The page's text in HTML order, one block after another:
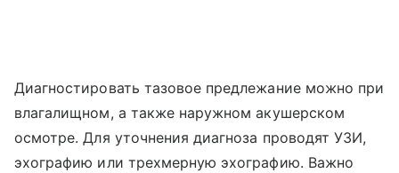
Диагностировать тазовое предлежание можно при
влагалищном, а также наружном акушерском
осмотре. Для уточнения диагноза проводят УЗИ,
эхографию или трехмерную эхографию. Важно